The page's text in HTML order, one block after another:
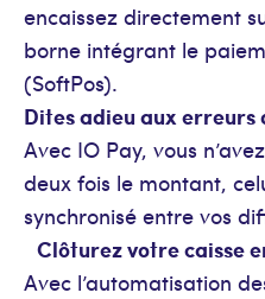
encaissez directement
borne intégrant le
(SoftPos).
Dites adieu aux erreurs
Avec IO Pay, vous
deux fois le montant,
synchronisé entre vos
Clôturez votre caisse
Avec l’automatisation